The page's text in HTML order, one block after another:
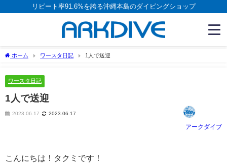
リピート率91.6%を誇る沖縄本島のダイビングショップ
ホーム ワースタ日記 1人で送迎
ワースタ日記
1人で送迎
2023.06.17 2023.06.17
アークダイブ
こんにちは！タクミです！